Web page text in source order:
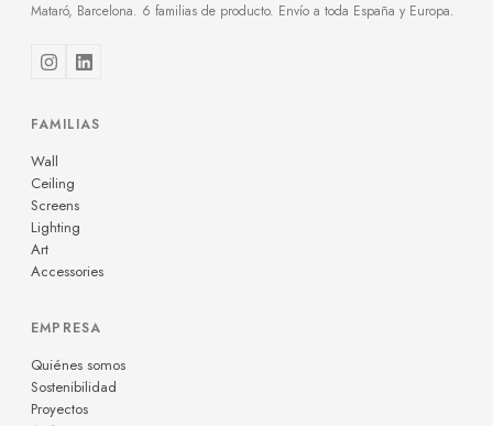
Mataró, Barcelona. 6 familias de producto. Envío a toda España y Europa.
FAMILIAS
Wall
Ceiling
Screens
Lighting
Art
Accessories
EMPRESA
Quiénes somos
Sostenibilidad
Proyectos